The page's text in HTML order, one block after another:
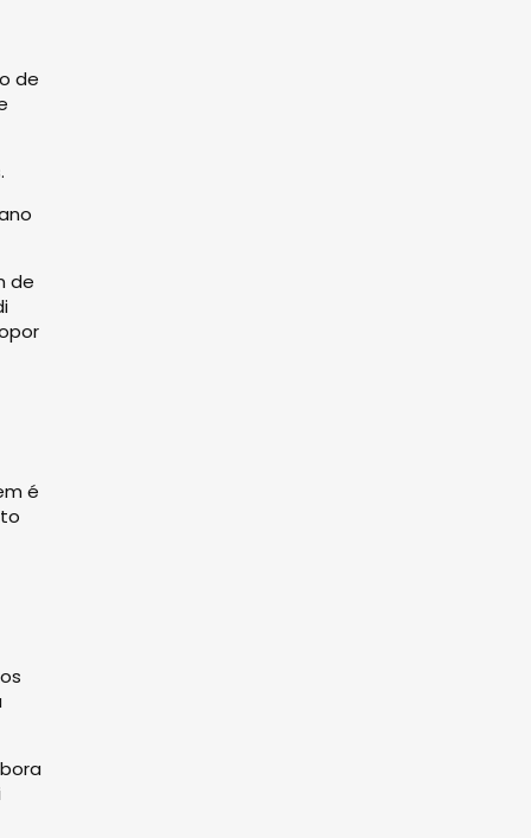
de
de
é